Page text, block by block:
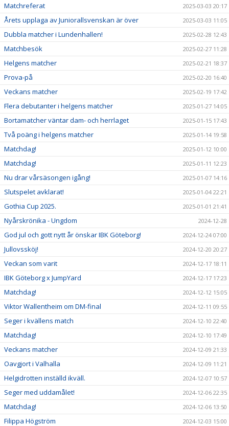
Matchreferat 2025-03-03 20:17
Årets upplaga av Juniorallsvenskan är över 2025-03-03 11:05
Dubbla matcher i Lundenhallen! 2025-02-28 12:43
Matchbesök 2025-02-27 11:28
Helgens matcher 2025-02-21 18:37
Prova-på 2025-02-20 16:40
Veckans matcher 2025-02-19 17:42
Flera debutanter i helgens matcher 2025-01-27 14:05
Bortamatcher väntar dam- och herrlaget 2025-01-15 17:43
Två poäng i helgens matcher 2025-01-14 19:58
Matchdag! 2025-01-12 10:00
Matchdag! 2025-01-11 12:23
Nu drar vårsäsongen igång! 2025-01-07 14:16
Slutspelet avklarat! 2025-01-04 22:21
Gothia Cup 2025. 2025-01-01 21:41
Nyårskrönika - Ungdom 2024-12-28
God jul och gott nytt år önskar IBK Göteborg! 2024-12-24 07:00
Jullovssköj! 2024-12-20 20:27
Veckan som varit 2024-12-17 18:11
IBK Göteborg x JumpYard 2024-12-17 17:23
Matchdag! 2024-12-12 15:05
Viktor Wallentheim om DM-final 2024-12-11 09:55
Seger i kvällens match 2024-12-10 22:40
Matchdag! 2024-12-10 17:49
Veckans matcher 2024-12-09 21:33
Oavgjort i Valhalla 2024-12-09 11:21
Helgidrotten inställd ikväll. 2024-12-07 10:57
Seger med uddamålet! 2024-12-06 22:35
Matchdag! 2024-12-06 13:50
Filippa Högström 2024-12-03 15:00